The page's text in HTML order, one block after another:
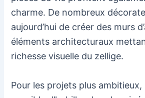
charme. De nombreux
aujourd’hui de créer des murs
éléments architecturaux
richesse visuelle du zellige.
Pour les projets plus